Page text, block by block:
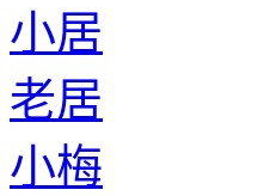
小居
老居
小梅